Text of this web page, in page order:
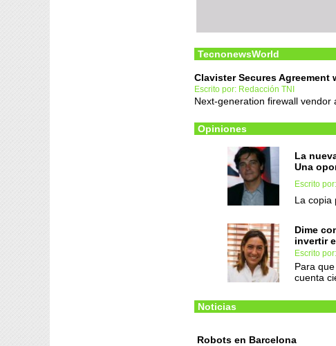
TecnonewsWorld
Clavister Secures Agreement
Escrito por: Redacción TNI
Next-generation firewall
Opiniones
La
Una
Escrito
La copia
Dime
invertir
Escrito
Para
cuenta
Noticias
Robots en Barcelona